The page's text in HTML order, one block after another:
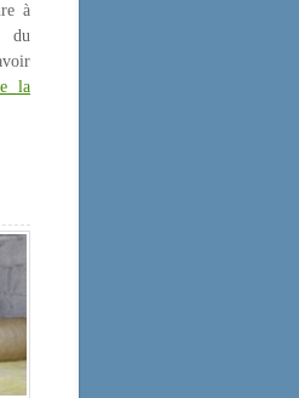
à
du
la